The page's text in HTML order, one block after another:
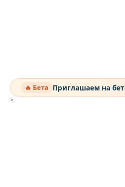
🔥 Бета Приглашаем на
>